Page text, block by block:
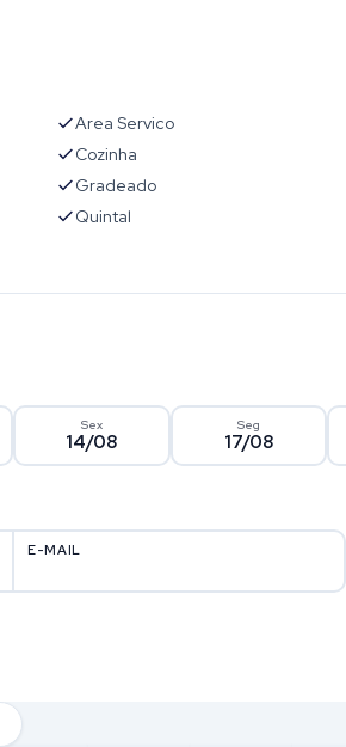
Area Servico
Cozinha
Gradeado
Quintal
Sex
14/08
Seg
17/08
E-MAIL